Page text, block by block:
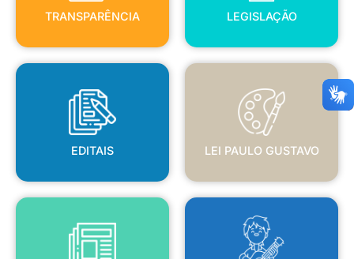
TRANSPARÊNCIA LEGISLAÇÃO
EDITAIS
EDITAIS
LEI PAULO GUSTAVO
LEI PAULO GUSTAVO
JORNAL OFICIAL POLÍTICA NACIONAL ALDIR
BLANC